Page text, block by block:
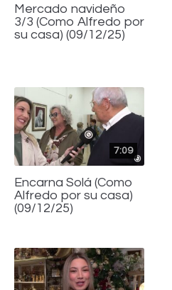
Mercado navideño
3/3 (Como Alfredo por
su casa) (09/12/25)
7:09
Encarna Solá (Como
Alfredo por su casa)
(09/12/25)